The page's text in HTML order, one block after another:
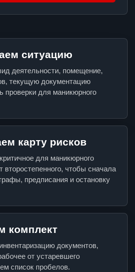
ситуацию
деятельности, помещение,
текущую документацию
проверки для маникюрного
карту рисков
для маникюрного
второстепенного, чтобы сначала
предписания и остановку
комплект
документов,
от устаревшего
список пробелов.